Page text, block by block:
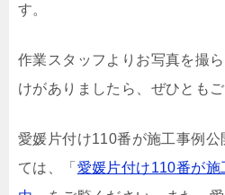
す。
作業スタッフよりお写真を撮
けがありましたら、ぜひとも
愛媛片付け110番が施工事例
ては、「 愛媛片付け110番が